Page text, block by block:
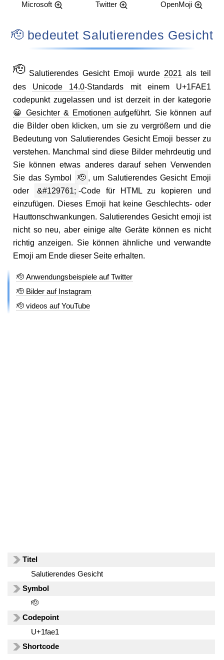
Microsoft Twitter OpenMoji
🫡 bedeutet Salutierendes Gesicht
🫡Salutierendes Gesicht Emoji wurde 2021 als teil
des Unicode 14.0-Standards mit einem U+1FAE1
codepunkt zugelassen und ist derzeit in der kategorie
😀 Gesichter & Emotionenaufgeführt. Sie können auf
die Bilder oben klicken, um sie zu vergrößern und die
Bedeutung von Salutierendes Gesicht Emoji besser zu
verstehen. Manchmal sind diese Bilder mehrdeutig und
Sie können etwas anderes darauf sehen Verwenden
Sie das Symbol
🫡 , um Salutierendes Gesicht Emoji
oder
&#129761; -Code für HTML zu kopieren und
einzufügen. Dieses Emoji hat keine Geschlechts- oder
Hauttonschwankungen. Salutierendes Gesicht emoji ist
nicht so neu, aber einige alte Geräte können es nicht
richtig anzeigen. Sie können ähnliche und verwandte
Emoji am Ende dieser Seite erhalten.
🫡 Anwendungsbeispiele auf Twitter
🫡 Bilder auf Instagram
🫡 videos auf YouTube
Titel
Salutierendes Gesicht
Symbol
🫡
Codepoint
U+1fae1
Shortcode